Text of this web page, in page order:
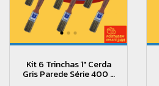
Kit 6 Trinchas 1" Cerda
Gris Parede Série 400 -